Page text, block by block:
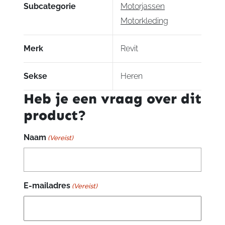
Kenmerken:
Comfortmanchetten
Korte verbindingsrits
Kraag met zachte rand
Stretch aan binnenarmen
Stretch aan oksels
Stretch aan rugzijde
Klimaat features
Uitneembare hydratex|Lite liner
Isolatie:
Subcategorie
Motorjassen
Motorkleding
Merk Revit
Sekse Heren
Heb je een vraag over dit
product?
Naam (Vereist)
E-mailadres (Vereist)